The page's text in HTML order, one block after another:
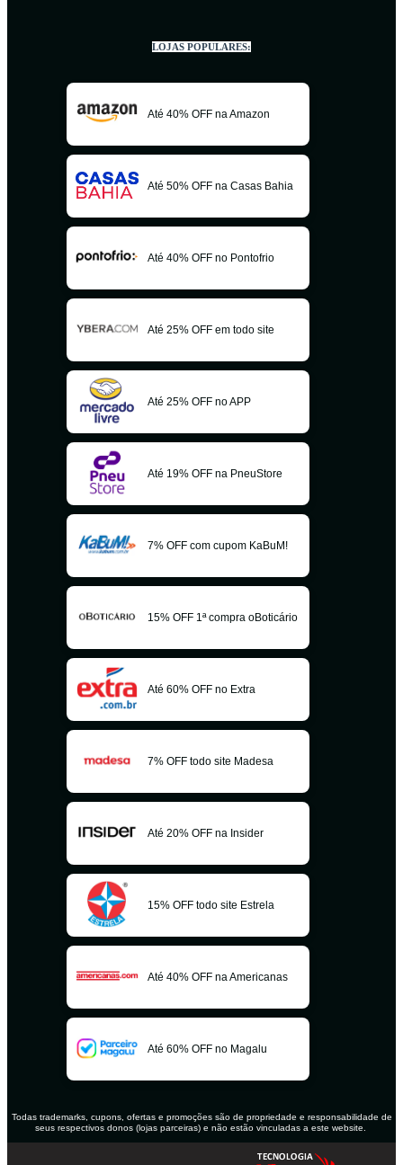
LOJAS POPULARES:
Até 40% OFF na Amazon
Até 50% OFF na Casas Bahia
Até 40% OFF no Pontofrio
Até 25% OFF em todo site
Até 25% OFF no APP
Até 19% OFF na PneuStore
7% OFF com cupom KaBuM!
15% OFF 1ª compra oBoticário
Até 60% OFF no Extra
7% OFF todo site Madesa
Até 20% OFF na Insider
15% OFF todo site Estrela
Até 40% OFF na Americanas
Até 60% OFF no Magalu
Todas trademarks, cupons, ofertas e promoções são de propriedade e responsabilidade de
seus respectivos donos (lojas parceiras) e não estão vinculadas a este website.